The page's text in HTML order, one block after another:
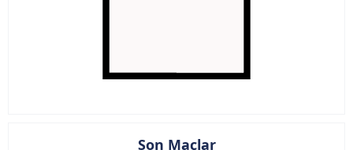
Son Maçlar